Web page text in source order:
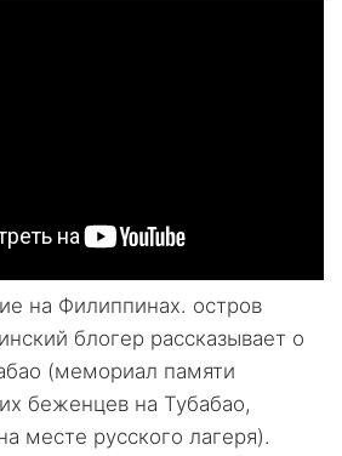
на Филиппинах. остров
блогер рассказывает о
(мемориал памяти
беженцев на Тубабао,
месте русского лагеря).